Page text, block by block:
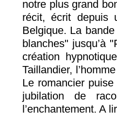
notre plus grand
récit, écrit depuis
Belgique. La
blanches" jusqu’à
création
Taillandier,
Le romancier
jubilation de
l’enchantement. A